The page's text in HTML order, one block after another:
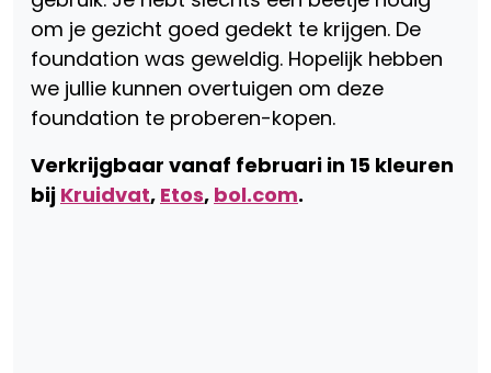
om je gezicht goed gedekt te krijgen. De
foundation was geweldig. Hopelijk hebben
we jullie kunnen overtuigen om deze
foundation te proberen-kopen.
Verkrijgbaar vanaf februari in 15 kleuren
bij Kruidvat, Etos, bol.com.